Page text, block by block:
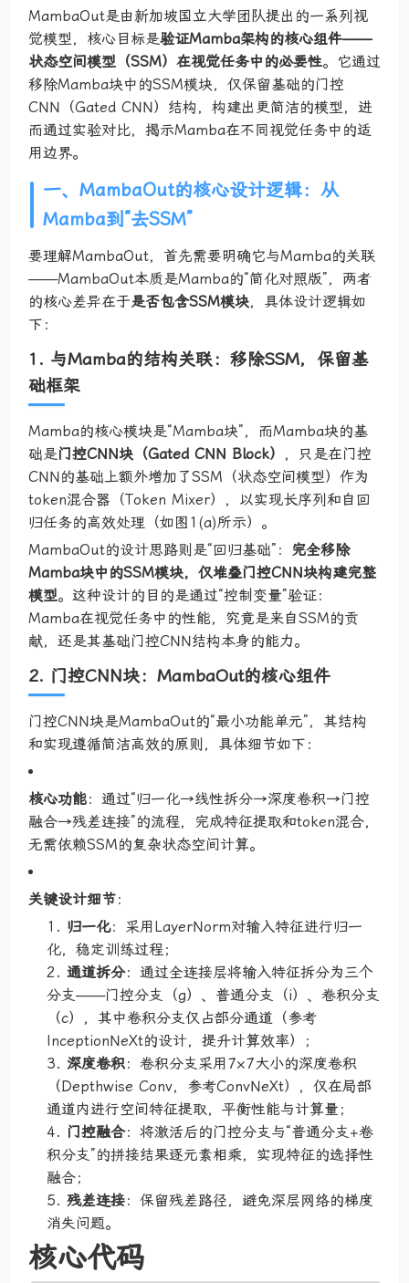
MambaOut是由新加坡国立大学团队提出的一系列视
觉模型，核心目标是验证Mamba架构的核心组件——
状态空间模型（SSM）在视觉任务中的必要性。它通过
移除Mamba块中的SSM模块，仅保留基础的门控
CNN（Gated CNN）结构，构建出更简洁的模型，进
而通过实验对比，揭示Mamba在不同视觉任务中的适
用边界。
一、MambaOut的核心设计逻辑：从
Mamba到“去SSM”
要理解MambaOut，首先需要明确它与Mamba的关联
——MambaOut本质是Mamba的“简化对照版”，两者
的核心差异在于是否包含SSM模块，具体设计逻辑如
下：
1. 与Mamba的结构关联：移除SSM，保留基
础框架
Mamba的核心模块是“Mamba块”，而Mamba块的基
础是门控CNN块（Gated CNN Block）
，只是在门控
CNN的基础上额外增加了SSM（状态空间模型）作为
token混合器（Token Mixer），以实现长序列和自回
归任务的高效处理（如图1(a)所示）。
MambaOut的设计思路则是“回归基础”：
完全移除
Mamba块中的SSM模块，仅堆叠门控CNN块构建完整
模型。这种设计的目的是通过“控制变量”验证：
Mamba在视觉任务中的性能，究竟是来自SSM的贡
献，还是其基础门控CNN结构本身的能力。
2. 门控CNN块：MambaOut的核心组件
门控CNN块是MambaOut的“最小功能单元”，其结构
和实现遵循简洁高效的原则，具体细节如下：
核心功能：通过“归一化→线性拆分→深度卷积→门控
融合→残差连接”的流程，完成特征提取和token混合，
无需依赖SSM的复杂状态空间计算。
关键设计细节：
归一化：采用LayerNorm对输入特征进行归一
化，稳定训练过程；
通道拆分：通过全连接层将输入特征拆分为三个
分支——门控分支（g）、普通分支（i）、卷积分支
（c），其中卷积分支仅占部分通道（参考
InceptionNeXt的设计，提升计算效率）；
深度卷积：卷积分支采用7×7大小的深度卷积
（Depthwise Conv，参考ConvNeXt），仅在局部
通道内进行空间特征提取，平衡性能与计算量；
门控融合：将激活后的门控分支与“普通分支+卷
积分支”的拼接结果逐元素相乘，实现特征的选择性
融合；
残差连接：保留残差路径，避免深层网络的梯度
消失问题。
核心代码